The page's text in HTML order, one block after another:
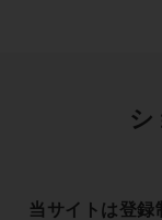
シ
当サイトは登録